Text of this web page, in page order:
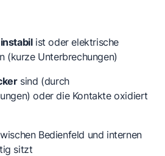
ist oder elektrische
(kurze Unterbrechungen)
sind (durch
oder die Kontakte oxidiert
Bedienfeld und internen
sitzt